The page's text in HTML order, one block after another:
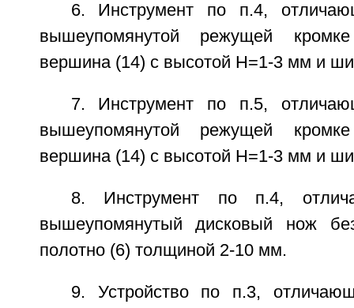
6. Инструмент по п.4,
вышеупомянутой режущей
вершина (14) с высотой Н=1-3 мм и
7. Инструмент по п.5,
вышеупомянутой режущей
вершина (14) с высотой Н=1-3 мм и
8. Инструмент по п.4,
вышеупомянутый дисковый нож
полотно (6) толщиной 2-10 мм.
9. Устройство по п.3,